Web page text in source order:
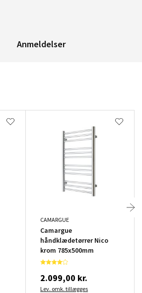
Anmeldelser
CAMARGUE
Camargue
håndklædetørrer Nico
krom 785x500mm
2.099,00 kr.
Lev. omk. tillægges